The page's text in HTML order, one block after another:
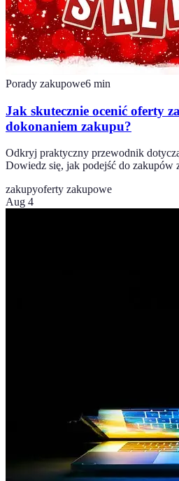
Porady zakupowe6 min
Jak skutecznie ocenić oferty
dokonaniem zakupu?
Odkryj praktyczny przewodnik
Dowiedz się, jak podejść do zakupów
zakupyoferty zakupowe
Aug 4